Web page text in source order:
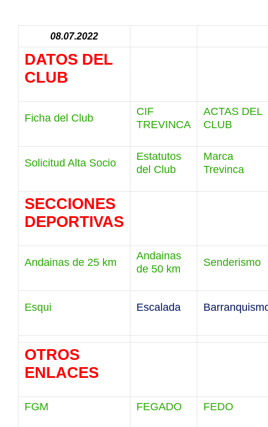
08.07.2022
DATOS DEL
CLUB
Ficha del Club
CIF
TREVINCA
ACTAS DEL
CLUB
Solicitud Alta Socio
Estatutos
del Club
Marca
Trevinca
SECCIONES
DEPORTIVAS
Andainas de 25 km
Andainas
de 50 km
Senderismo
Esqui Escalada
OTROS
ENLACES
FGM FEGADO FEDO